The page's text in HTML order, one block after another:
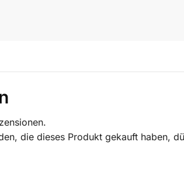
die dieses Produkt gekauft haben,